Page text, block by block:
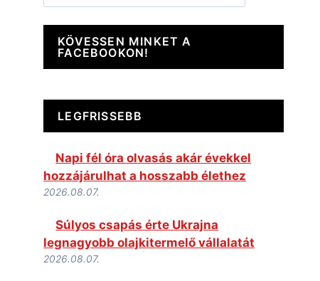
KÖVESSEN MINKET A
FACEBOOKON!
LEGFRISSEBB
Napi fél óra olvasás akár évekkel
hozzájárulhat a hosszabb élethez
2026.08.07.
Súlyos csapás érte Ukrajna
legnagyobb olajkitermelő vállalatát
2026.08.07.